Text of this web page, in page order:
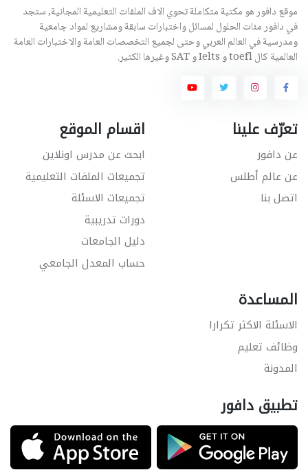
موقع دافور هو مكتبة متكاملة تحوي الاف الملفات التعليمية المجانية, ستجد
في دافور مئات الحلول لمسائل واختبارات سابقة ومشاريع لمواد جامعية
ومدرسية في العالم العربي وحتى لجميع التخصصات العامة والاختبارات العامة
العالمية كال toefl و Ielts و SAT وغيرها الكثير.
تعرّف علينا
عن دافور
عن عالم أطلس
اتصل بنا
اقسام الموقع
ابحث عن مدرس اونلاين
تجميعات الملفات التعليمية
تجميعات الاسئلة
دورات تدريبية
دليل الجامعات
حساب المعدل الجامعي
المساعدة
الاسئلة الاكثر تكرارا
وظائف تعليم
المدونة
تطبيق دافور